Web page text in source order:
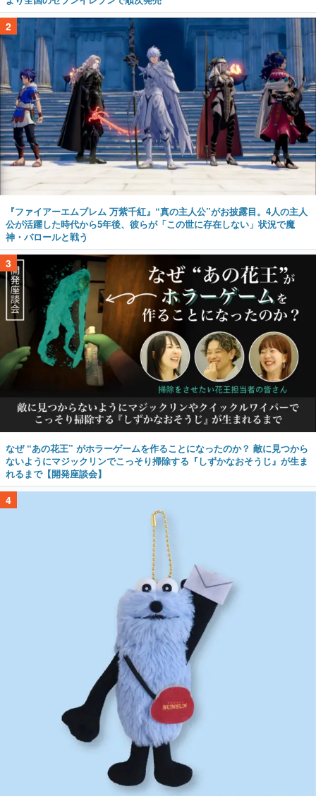
2
『ファイアーエムブレム 万紫千紅』“真の主人公”がお披露目。4人の主人
公が活躍した時代から5年後、彼らが「この世に存在しない」状況で魔
神・バロールと戦う
3
なぜ “あの花王” がホラーゲームを作ることになったのか？ 敵に見つから
ないようにマジックリンでこっそり掃除する『しずかなおそうじ』が生ま
れるまで【開発座談会】
4